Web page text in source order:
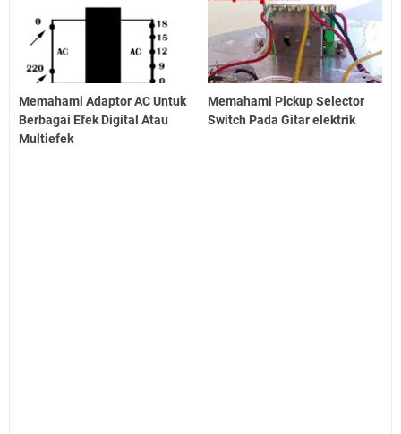
Memahami Adaptor AC Untuk
Berbagai Efek Digital Atau
Multiefek
Memahami Pickup Selector
Switch Pada Gitar elektrik